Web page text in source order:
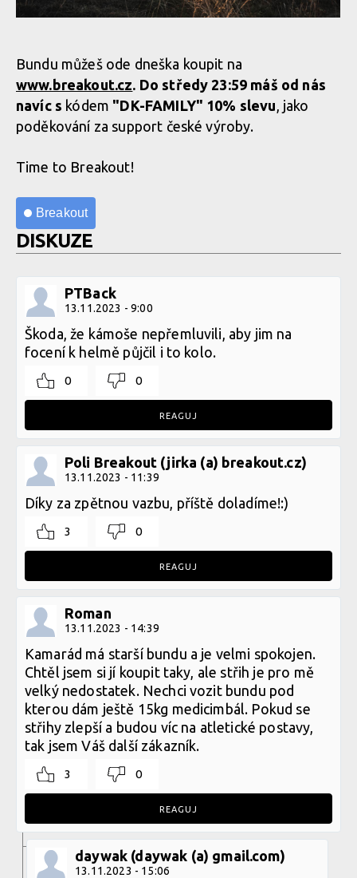
Nová funkční bunda BC NANO PRO LIGHT - spolehlivý parťák
pro každého bikera
Nová funkční bunda BC NANO PRO LIGHT - spolehlivý parťák
pro každého bikera
pro každého bikera
pro každého bikera
Nová funkční bunda BC NANO PRO LIGHT - spolehlivý parťák
pro každého bikera
Nová funkční bunda BC NANO PRO LIGHT - spolehlivý parťák
pro každého bikera
Bundu můžeš ode dneška koupit na
www.breakout.cz. Do středy 23:59 máš od nás
navíc s kódem "DK-FAMILY" 10% slevu, jako
poděkování za support české výroby.
Time to Breakout!
Breakout
DISKUZE
PTBack
13.11.2023 - 9:00
Škoda, že kámoše nepřemluvili, aby jim na
focení k helmě půjčil i to kolo.
0 0
REAGUJ
Poli Breakout (jirka (a) breakout.cz)
13.11.2023 - 11:39
Díky za zpětnou vazbu, příště doladíme!:)
3 0
REAGUJ
Roman
13.11.2023 - 14:39
Kamarád má starší bundu a je velmi spokojen.
Chtěl jsem si jí koupit taky, ale střih je pro mě
velký nedostatek. Nechci vozit bundu pod
kterou dám ještě 15kg medicimbál. Pokud se
střihy zlepší a budou víc na atletické postavy,
tak jsem Váš další zákazník.
3 0
REAGUJ
daywak (daywak (a) gmail.com)
13.11.2023 - 15:06